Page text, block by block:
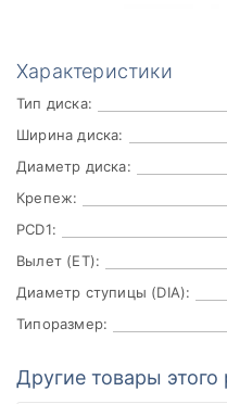
Характеристики
Тип диска:
Ширина диска:
Диаметр диска:
Крепеж:
PCD1:
Вылет (ET):
Диаметр ступицы (DIA):
Типоразмер:
Другие товары этого